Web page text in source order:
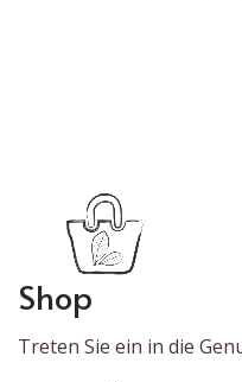
Shop
Treten Sie ein in die